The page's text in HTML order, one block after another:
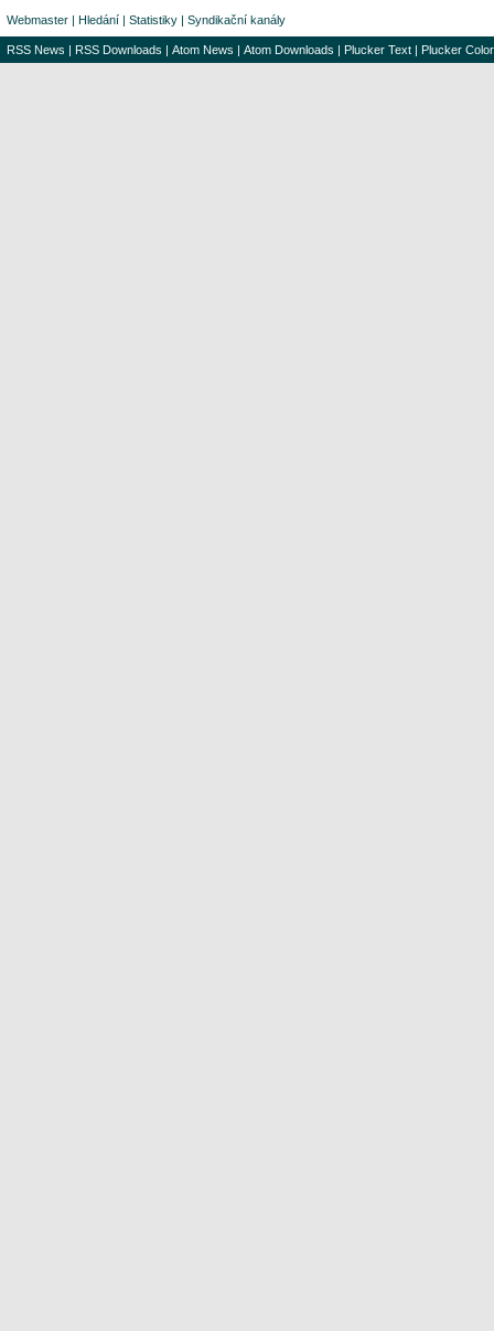
Webmaster | Hledání | Statistiky | Syndikační kanály
RSS News | RSS Downloads | Atom News | Atom Downloads | Plucker Text | Plucker Color